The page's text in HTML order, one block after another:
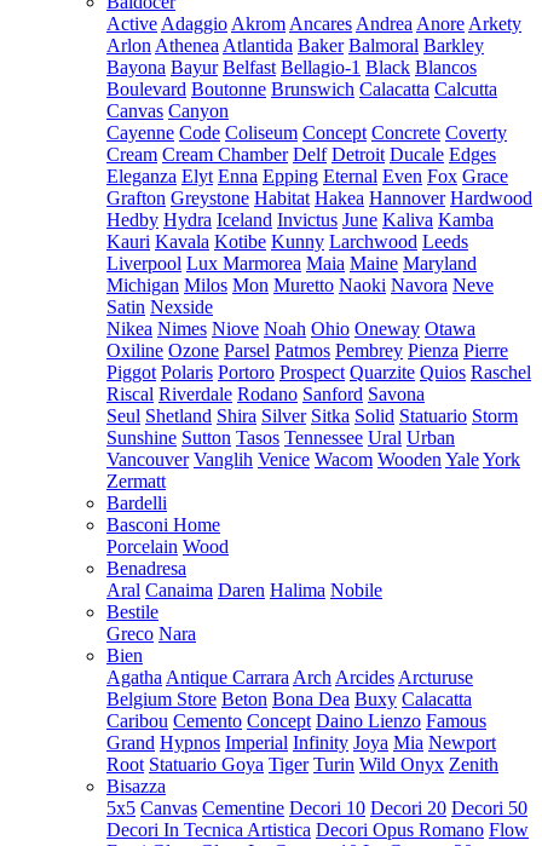
Active Adaggio Akrom Ancares Andrea Anore Arkety
Arlon Athenea Atlantida Baker Balmoral Barkley
Bayona Bayur Belfast Bellagio-1 Black Blancos
Boulevard Boutonne Brunswich Calacatta Calcutta
Canvas Canyon
Cayenne Code Coliseum Concept Concrete Coverty
Cream Cream Chamber Delf Detroit Ducale Edges
Eleganza Elyt Enna Epping Eternal Even Fox Grace
Grafton Greystone Habitat Hakea Hannover Hardwood
Hedby Hydra Iceland Invictus June Kaliva Kamba
Kauri Kavala Kotibe Kunny Larchwood Leeds
Liverpool Lux Marmorea Maia Maine Maryland
Michigan Milos Mon Muretto Naoki Navora Neve
Satin Nexside
Nikea Nimes Niove Noah Ohio Oneway Otawa
Oxiline Ozone Parsel Patmos Pembrey Pienza Pierre
Piggot Polaris Portoro Prospect Quarzite Quios Raschel
Riscal Riverdale Rodano Sanford Savona
Seul Shetland Shira Silver Sitka Solid Statuario Storm
Sunshine Sutton Tasos Tennessee Ural Urban
Vancouver Vanglih Venice Wacom Wooden YaleYork
Zermatt
Bardelli
Basconi Home
Porcelain Wood
Benadresa
Aral Canaima Daren Halima Nobile
Bestile
Greco Nara
Bien
Agatha Antique Carrara Arch Arcides Arcturuse
Belgium Store Beton Bona Dea Buxy Calacatta
Caribou Cemento Concept Daino Lienzo Famous
Grand Hypnos Imperial Infinity Joya Mia Newport
Root Statuario Goya Tiger Turin Wild Onyx Zenith
Bisazza
5x5 Canvas Cementine Decori 10 Decori 20 Decori 50
Decori In Tecnica Artistica Decori Opus Romano Flow